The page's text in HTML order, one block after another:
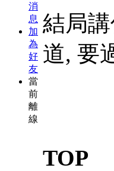
消
息
加
為
好
友
當
前
離
線
結局
道, 要
TOP